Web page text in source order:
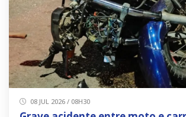
08 JUL 2026 / 08H30